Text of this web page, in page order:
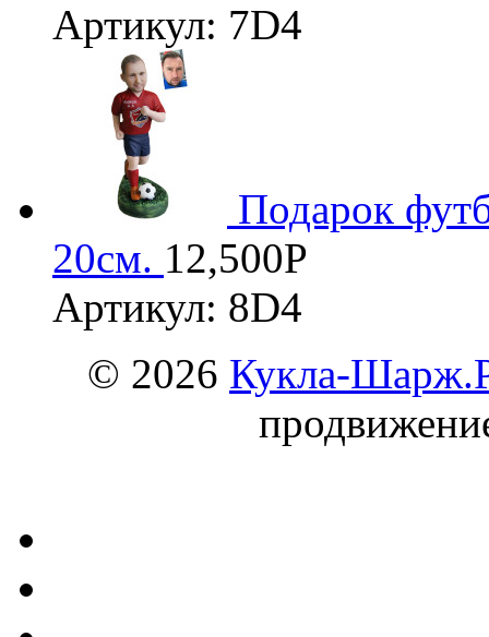
Артикул: 7D4
Подарок
20см. 12,500Р
Артикул: 8D4
© 2026 Кукла-